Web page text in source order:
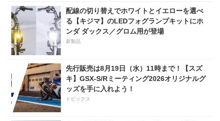
247万5000円！
配線の切り替えでホワイトとイエローを選べ
る【キジマ】のLEDフォグランプキットにホ
ンダ ダックス／グロム用が登場
新製品
先行販売は8月19日（水）11時まで！【スズ
キ】GSX-S/Rミーティング2026オリジナルグ
ッズを手に入れよう！
トピックス